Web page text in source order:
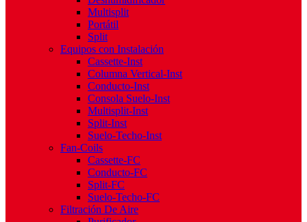
Multisplit
Portátil
Split
Equipos con Instalación
Cassette-Inst
Columna Vertical-Inst
Conducto-Inst
Consola Suelo-Inst
Multisplit-Inst
Split-Inst
Suelo-Techo-Inst
Fan-Coils
Cassette-FC
Conducto-FC
Split-FC
Suelo-Techo-FC
Filtración De Aire